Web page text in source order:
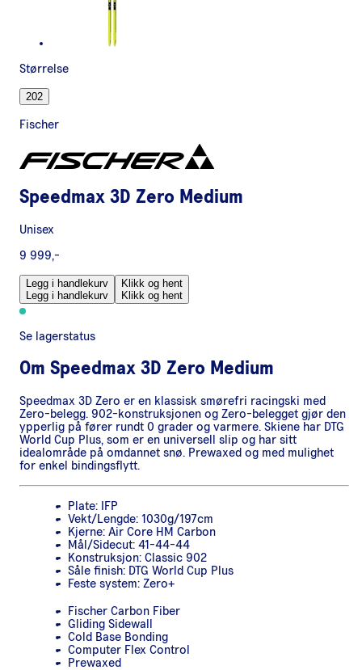
Størrelse
202
Fischer
Speedmax 3D Zero Medium
Unisex
9 999,-
Legg i handlekurv
Legg i handlekurv
Klikk og hent
Klikk og hent
Se lagerstatus
Om Speedmax 3D Zero Medium
Speedmax 3D Zero er en klassisk smørefri racingski med
Zero-belegg. 902-konstruksjonen og Zero-belegget gjør den
ypperlig på fører rundt 0 grader og varmere. Skiene har DTG
World Cup Plus, som er en universell slip og har sitt
idealområde på omdannet snø. Prewaxed og med mulighet
for enkel bindingsflytt.
Plate: IFP
Vekt/Lengde: 1030g/197cm
Kjerne: Air Core HM Carbon
Mål/Sidecut: 41-44-44
Konstruksjon: Classic 902
Såle finish: DTG World Cup Plus
Feste system: Zero+
Fischer Carbon Fiber
Gliding Sidewall
Cold Base Bonding
Computer Flex Control
Prewaxed